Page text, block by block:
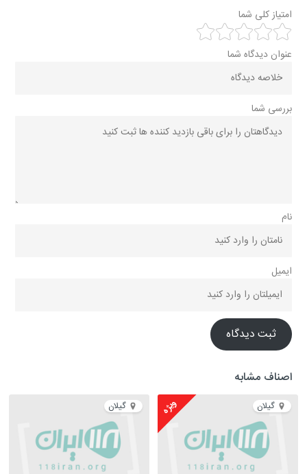
امتیاز کلی شما
عنوان دیدگاه شما
بررسی شما
نام
ایمیل
ثبت دیدگاه
اصناف مشابه
گیلان ویژه گیلان